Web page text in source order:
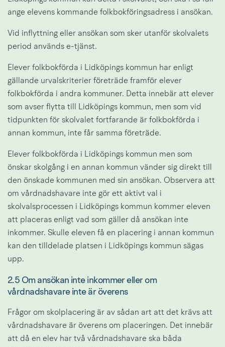
ange elevens kommande folkbokföringsadress i ansökan.
Vid inflyttning eller ansökan som sker utanför skolvalets
period används e-tjänst.
Elever folkbokförda i Lidköpings kommun har enligt
gällande urvalskriterier företräde framför elever
folkbokförda i andra kommuner. Detta innebär att elever
som avser flytta till Lidköpings kommun, men som vid
tidpunkten för skolvalet fortfarande är folkbokförda i
annan kommun, inte får samma företräde.
Elever folkbokförda i Lidköpings kommun men som
önskar skolgång i en annan kommun vänder sig direkt till
den önskade kommunen med sin ansökan. Observera att
om vårdnadshavare inte gör ett aktivt val i
skolvalsprocessen i Lidköpings kommun kommer eleven
att placeras enligt vad som gäller då ansökan inte
inkommer. Skulle eleven få en placering i annan kommun
kan den tilldelade platsen i Lidköpings kommun sägas
upp.
2.5 Om ansökan inte inkommer eller om
vårdnadshavare inte är överens
Frågor om skolplacering är av sådan art att det krävs att
vårdnadshavare är överens om placeringen. Det innebär
att då en elev har två vårdnadshavare ska båda